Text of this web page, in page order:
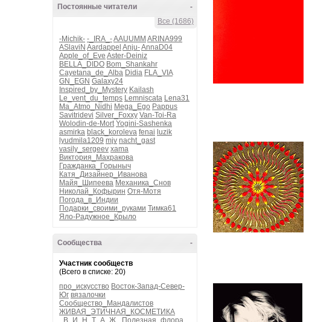
-
Постоянные читатели
Все (1686)
-Michik- -_IRA_-AAUUMM ARINA999
ASlaviN Aardappel Anju-AnnaD04
Apple_of_Eve Aster-Deiniz
BELLA_DIDO Bom_Shankahr
Cayetana_de_Alba Didia FLA_VIA
GN_EGN Galaxy24
Inspired_by_Mystery Kailash
Le_vent_du_temps Lemniscata Lena31
Ma_Atmo_Nidhi Mega_Ego Pappus
Savitridevi Silver_Foxxy Van-Toi-Ra
Wolodin-de-Mort Yogini-Sashenka
asmirka black_koroleva fenai luzik
lyudmila1209 mjv nacht_gast
vasily_sergeev xama
Виктория_Махракова
Гражданка_Горыныч
Катя_Дизайнер_Иванова
Майя_Шипеева Механика_Снов
Николай_Кофырин Отя-Мотя
Погода_в_Индии
Подарки_своими_руками Тимка61
Яло-Радужное_Крыло
-
Сообщества
Участник сообществ
(Всего в списке: 20)
про_искусство Восток-Запад-Север-
Юг вязалочки
Сообщество_Мандалистов
ЖИВАЯ_ЭТИЧНАЯ_КОСМЕТИКА
_В_И_Н_Т_А_Ж_
Полезная_флора